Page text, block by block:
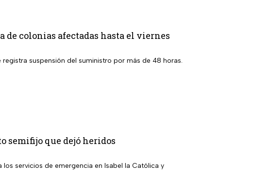
de colonias afectadas hasta el viernes
suspensión del suministro por más de 48 horas.
semifijo que dejó heridos
servicios de emergencia en Isabel la Católica y